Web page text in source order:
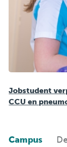
Jobstudent
CCU en
Campus